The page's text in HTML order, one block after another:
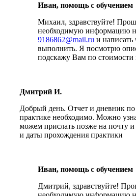
Иван, помощь с обучением
Михаил, здравствуйте!
необходимую информацию
9186862@mail.ru и написать
выполнить. Я посмотрю
подскажу Вам по
Дмитрий И.
Добрый день. Отчет и дневник
практике необходимо. Можно
можем прислать позже на почту и
и даты прохождения практики
Иван, помощь с обучением
Дмитрий, здравствуйте!